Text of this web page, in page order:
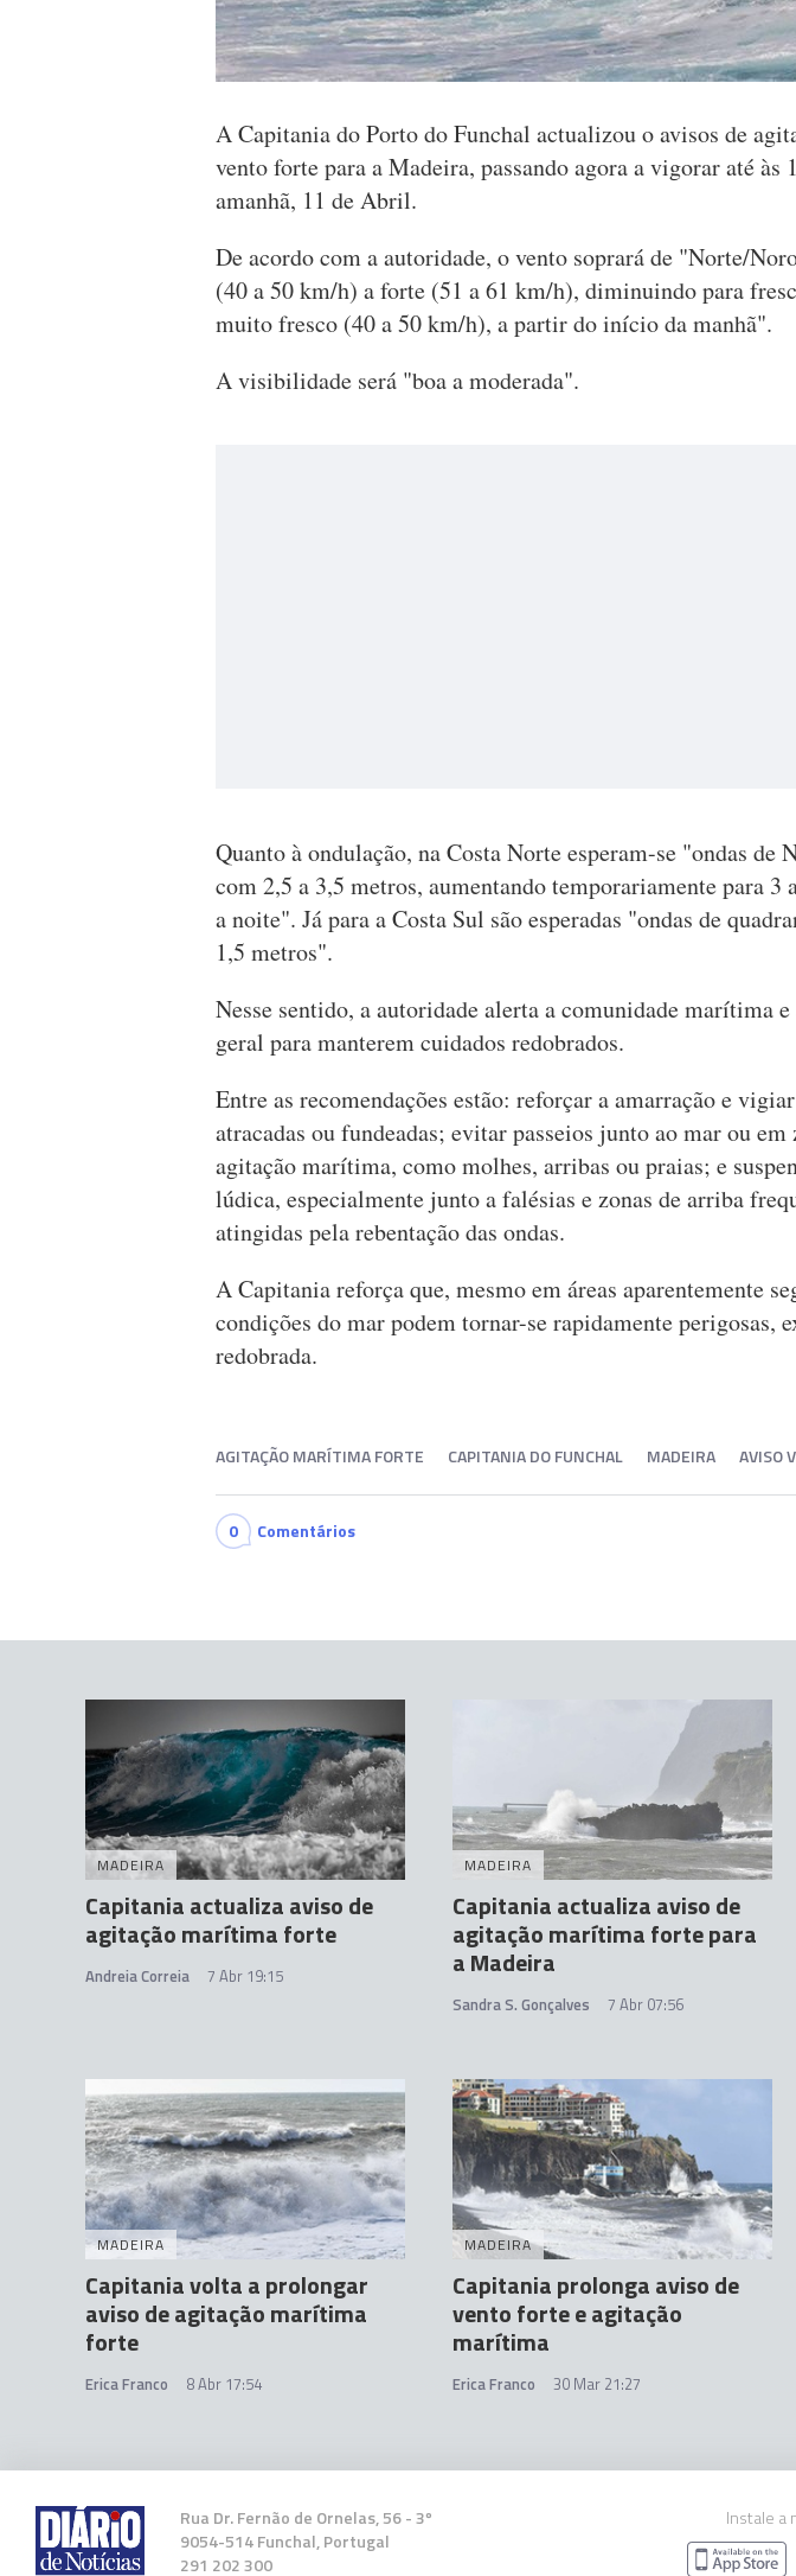
A Capitania do Porto do Funchal actualizou o avisos de
vento forte para a Madeira, passando agora a vigorar até às
amanhã, 11 de Abril.
De acordo com a autoridade, o vento soprará de "Norte/
(40 a 50 km/h) a forte (51 a 61 km/h), diminuindo para
muito fresco (40 a 50 km/h), a partir do início da manhã".
A visibilidade será "boa a moderada".
Quanto à ondulação, na Costa Norte esperam-se "ondas de
com 2,5 a 3,5 metros, aumentando temporariamente para 3
a noite". Já para a Costa Sul são esperadas "ondas de
1,5 metros".
Nesse sentido, a autoridade alerta a comunidade marítima
geral para manterem cuidados redobrados.
Entre as recomendações estão: reforçar a amarração e
atracadas ou fundeadas; evitar passeios junto ao mar ou em
agitação marítima, como molhes, arribas ou praias; e
lúdica, especialmente junto a falésias e zonas de arriba
atingidas pela rebentação das ondas.
A Capitania reforça que, mesmo em áreas aparentemente
condições do mar podem tornar-se rapidamente perigosas,
redobrada.
AGITAÇÃO MARÍTIMA FORTE CAPITANIA DO FUNCHAL MADEIRA AVISO
0 Comentários
MADEIRA
Capitania actualiza aviso de
agitação marítima forte
Andreia Correia 7 Abr 19:15
MADEIRA
Capitania actualiza aviso de
agitação marítima forte para
a Madeira
Sandra S. Gonçalves 7 Abr 07:56
MADEIRA
Capitania volta a prolongar
aviso de agitação marítima
forte
Erica Franco 8 Abr 17:54
MADEIRA
Capitania prolonga aviso de
vento forte e agitação
marítima
Erica Franco 30 Mar 21:27
Rua Dr. Fernão de Ornelas, 56 - 3º
9054-514 Funchal, Portugal
291 202 300
Instale a